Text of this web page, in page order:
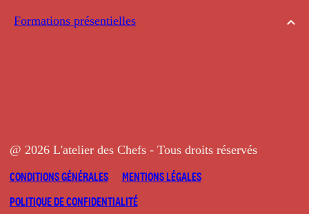
Formations présentielles
@ 2026 L'atelier des Chefs - Tous droits réservés
CONDITIONS GÉNÉRALES
MENTIONS LÉGALES
POLITIQUE DE CONFIDENTIALITÉ